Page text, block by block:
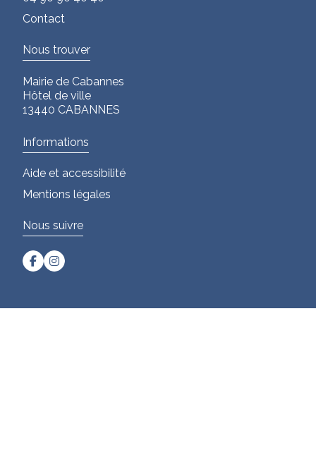
Contact
Nous trouver
Mairie de Cabannes
Hôtel de ville
13440 CABANNES
Informations
Aide et accessibilité
Mentions légales
Nous suivre